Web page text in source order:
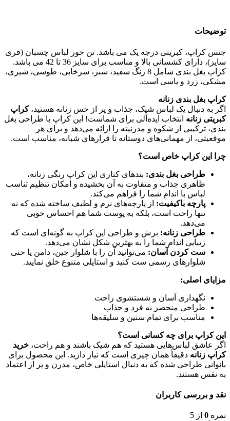
توضیحات
جنس کراپ، کبریتی درجه یک می باشد. تن خور لباس چسبان (فری
سایز)، دارای کشسانی بالا و مناسب برای سایز 36 تا 42 می باشد.
کراپ بغل بندی شامل 8 رنگ سفید، سبز، سرخابی، طوسی، شیری،
مشکی، زرد و یاسی است.
کراپ بغل بندی زنانه
اگر به دنبال یک لباس شیک، جذاب و پر از حس زنانه هستید،کراپ
کبریتی زنانه انتخاب ایده‌آلی برای شماست! این کراپ با طراحی بغل
بندی، ترکیبی از شکوه و مدرنیته را ارائه می‌دهد و برای هر
موقعیتی، از مهمانی‌های دوستانه تا قرارهای شبانه، مناسب است.
چرا این کراپ خاص است؟
طراحی بغل بندی: بندهای کناری این کراپ رنگی زنانه،
ظاهری جذاب و متفاوت به آن بخشیده و امکان تنظیم تناسب
لباس با اندام شما را فراهم می‌کند.
پارچه باکیفیت: از پارچه‌های نرم و لطیف ساخته شده که نه
تنها راحت است، بلکه به پوست شما هم احساس خوبی
می‌دهد.
طراحی زنانه: برش و طراحی این کراپ به گونه‌ای است که
زیبایی اندام شما را به بهترین شکل نشان می‌دهد.
ست کردن آسان: می‌توانید آن را با شلوار جین، دامن یا حتی
شلوارهای رسمی ست کنید و استایلی متنوع خلق نمایید.
مزایای اصلی:
نگهداری آسان و شستشوی راحت
طراحی منحصر به فرد و جذاب
مناسب برای تمام سنین و سلیقه‌ها
این کراپ برای چه کسانی است؟
اگر عاشق لباس‌هایی هستید که هم شیک باشند و هم راحت، خرید
کراپ زنانه دقیقاً همان چیزی است که نیاز دارید. این محصول برای
بانوانی طراحی شده که به دنبال استایلی خاص، مدرن و پر از اعتماد
به نفس هستند.
نقد و بررسی کاربران
نمره 0 از 5